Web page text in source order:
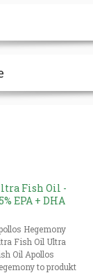
Fish Oil -
EPA + DHA
Hegemony
Fish Oil Ultra
Oil Apollos
to produkt